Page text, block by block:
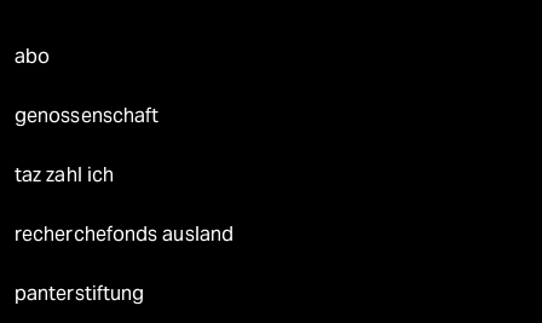
abo
genossenschaft
taz zahl ich
recherchefonds ausland
panterstiftung